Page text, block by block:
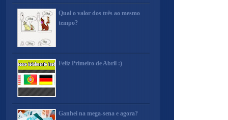
Qual o valor dos três ao mesmo
tempo?
Feliz Primeiro de Abril :)
Ganhei na mega-sena e agora?